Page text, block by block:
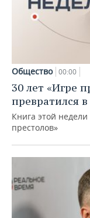
Общество 00:00
30 лет «Игре
превратился
Книга этой
престолов»